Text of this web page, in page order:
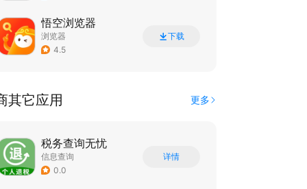
悟空浏览器
浏览器
4.5
下载
其它应用 更多
税务查询无忧
信息查询
0.0
详情